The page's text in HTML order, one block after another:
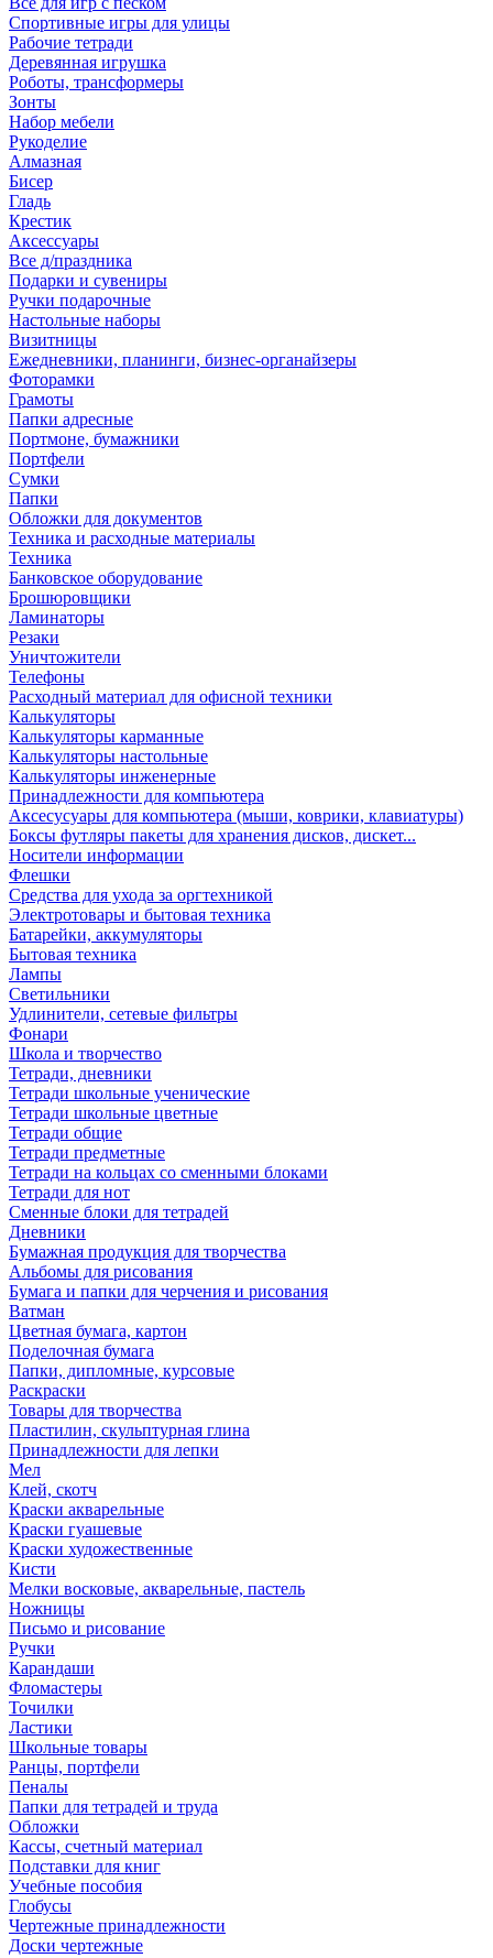
Спортивные игры для улицы
Рабочие тетради
Деревянная игрушка
Роботы, трансформеры
Зонты
Набор мебели
Рукоделие
Алмазная
Бисер
Гладь
Крестик
Аксессуары
Все д/праздника
Подарки и сувениры
Ручки подарочные
Настольные наборы
Визитницы
Ежедневники, планинги, бизнес-органайзеры
Фоторамки
Грамоты
Папки адресные
Портмоне, бумажники
Портфели
Сумки
Папки
Обложки для документов
Техника и расходные материалы
Техника
Банковское оборудование
Брошюровщики
Ламинаторы
Резаки
Уничтожители
Телефоны
Расходный материал для офисной техники
Калькуляторы
Калькуляторы карманные
Калькуляторы настольные
Калькуляторы инженерные
Принадлежности для компьютера
Аксесусуары для компьютера (мыши, коврики, клавиатуры)
Боксы футляры пакеты для хранения дисков, дискет...
Носители информации
Флешки
Средства для ухода за оргтехникой
Электротовары и бытовая техника
Батарейки, аккумуляторы
Бытовая техника
Лампы
Светильники
Удлинители, сетевые фильтры
Фонари
Школа и творчество
Тетради, дневники
Тетради школьные ученические
Тетради школьные цветные
Тетради общие
Тетради предметные
Тетради на кольцах со сменными блоками
Тетради для нот
Сменные блоки для тетрадей
Дневники
Бумажная продукция для творчества
Альбомы для рисования
Бумага и папки для черчения и рисования
Ватман
Цветная бумага, картон
Поделочная бумага
Папки, дипломные, курсовые
Раскраски
Товары для творчества
Пластилин, скульптурная глина
Принадлежности для лепки
Мел
Клей, скотч
Краски акварельные
Краски гуашевые
Краски художественные
Кисти
Мелки восковые, акварельные, пастель
Ножницы
Письмо и рисование
Ручки
Карандаши
Фломастеры
Точилки
Ластики
Школьные товары
Ранцы, портфели
Пеналы
Папки для тетрадей и труда
Обложки
Кассы, счетный материал
Подставки для книг
Учебные пособия
Глобусы
Чертежные принадлежности
Доски чертежные